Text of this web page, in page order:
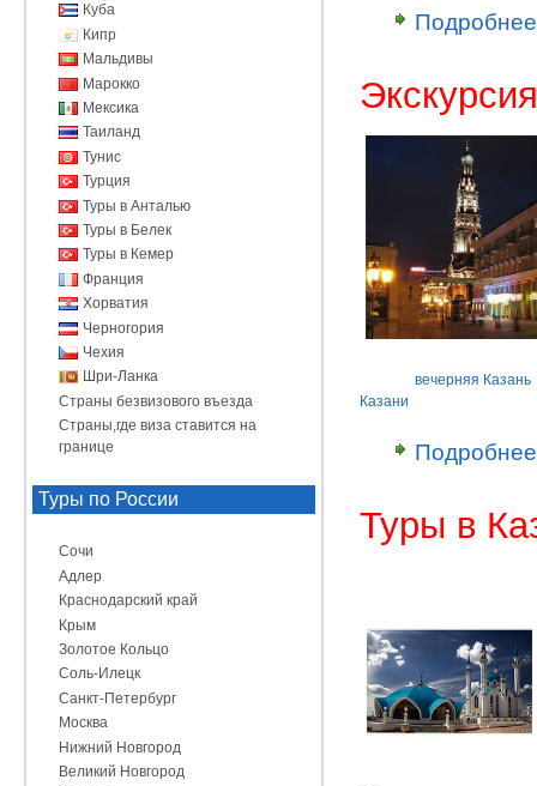
Подробнее
вечерняя Казань
Казани
Подробнее
Туры в
Куба
Кипр
Мальдивы
Марокко
Мексика
Таиланд
Тунис
Турция
Туры в Анталью
Туры в Белек
Туры в Кемер
Франция
Хорватия
Черногория
Чехия
Шри-Ланка
Страны безвизового въезда
Страны,где виза ставится на
границе
Туры по России
Сочи
Адлер
Краснодарский край
Крым
Золотое Кольцо
Соль-Илецк
Санкт-Петербург
Москва
Нижний Новгород
Великий Новгород